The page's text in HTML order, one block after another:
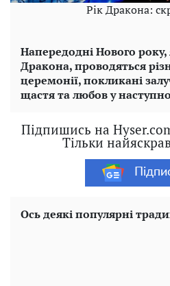
Рік Дракона:
Напередодні Нового
Дракона, проводяться
церемонії, покликані
щастя та любов у
Підпишись на
Тільки
Ось деякі популярні